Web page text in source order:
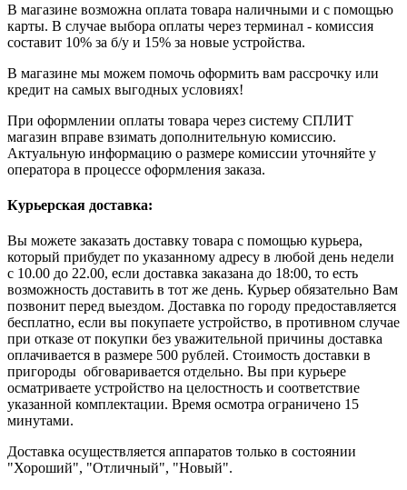
В магазине возможна оплата товара наличными и с помощью
карты. В случае выбора оплаты через терминал - комиссия
составит 10% за б/у и 15% за новые устройства.
В магазине мы можем помочь оформить вам рассрочку или
кредит на самых выгодных условиях!
При оформлении оплаты товара через систему СПЛИТ
магазин вправе взимать дополнительную комиссию.
Актуальную информацию о размере комиссии уточняйте у
оператора в процессе оформления заказа.
Курьерская доставка:
Вы можете заказать доставку товара с помощью курьера,
который прибудет по указанному адресу в любой день недели
с 10.00 до 22.00, если доставка заказана до 18:00, то есть
возможность доставить в тот же день. Курьер обязательно Вам
позвонит перед выездом. Доставка по городу предоставляется
бесплатно, если вы покупаете устройство, в противном случае
при отказе от покупки без уважительной причины доставка
оплачивается в размере 500 рублей. Стоимость доставки в
пригороды обговаривается отдельно. Вы при курьере
осматриваете устройство на целостность и соответствие
указанной комплектации. Время осмотра ограничено 15
минутами.
Доставка осуществляется аппаратов только в состоянии
"Хороший", "Отличный", "Новый".